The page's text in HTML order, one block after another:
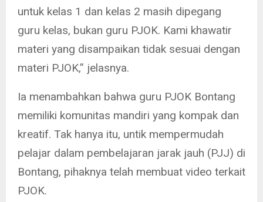
untuk kelas 1 dan kelas 2 masih dipegang
guru kelas, bukan guru PJOK. Kami khawatir
materi yang disampaikan tidak sesuai dengan
materi PJOK,” jelasnya.
Ia menambahkan bahwa guru PJOK Bontang
memiliki komunitas mandiri yang kompak dan
kreatif. Tak hanya itu, untik mempermudah
pelajar dalam pembelajaran jarak jauh (PJJ) di
Bontang, pihaknya telah membuat video terkait
PJOK.